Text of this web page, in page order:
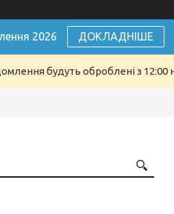
2026 ДОКЛАДНІШЕ
будуть оброблені з